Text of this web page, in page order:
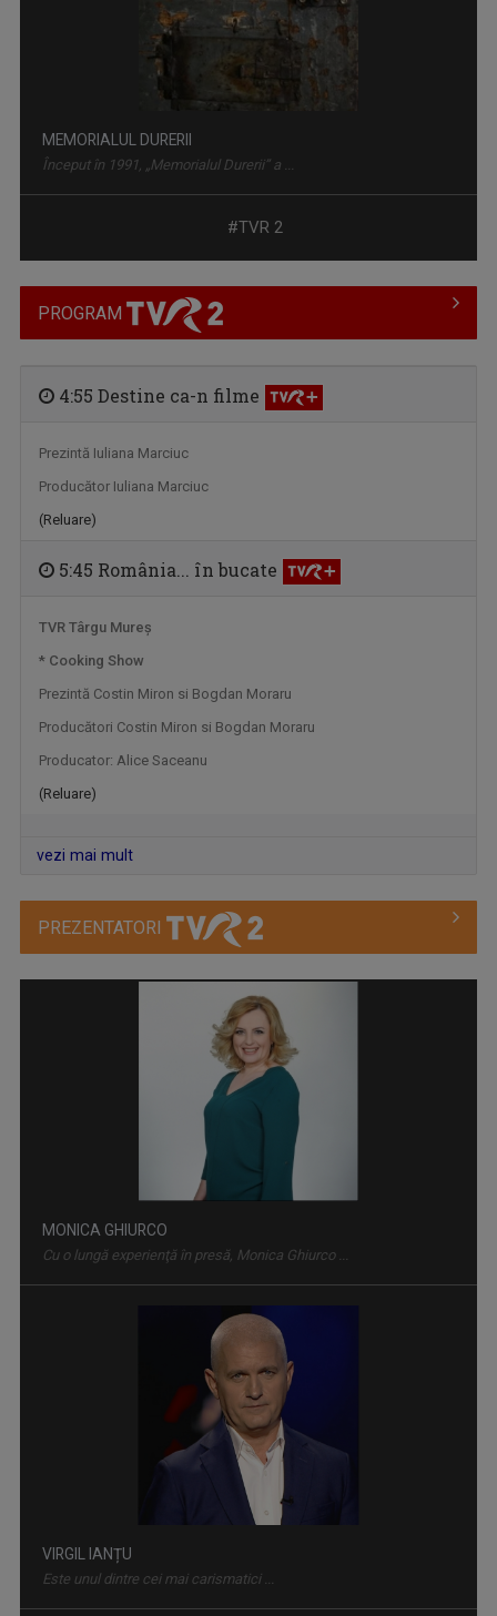
MIC DEJUN CU UN CAMPION
FERMA
ORA DE ŞTIRI
Zilnic, la ora 12.00, Telejurnalul TVR 2 ne ...
ROMÂNIA... ÎN BUCATE
Un show culinar despre tradiții și secrete ale ...
#TVR 2
PROGRAM
4:55 Destine ca-n filme
Prezintă Iuliana Marciuc
Producător Iuliana Marciuc
(Reluare)
5:45 România... în bucate
TVR Târgu Mureş
* Cooking Show
Prezintă Costin Miron si Bogdan Moraru
Producători Costin Miron si Bogdan Moraru
Producator: Alice Saceanu
(Reluare)
vezi mai mult
PREZENTATORI
VIRGIL IANȚU
IULIANA MARCIUC